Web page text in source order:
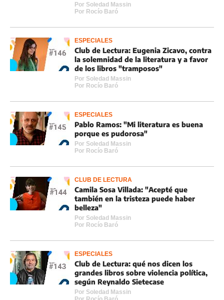
Por Soledad Massin
Por Rocí­o Baró
ESPECIALES
Club de Lectura: Eugenia Zicavo, contra
la solemnidad de la literatura y a favor
de los libros "tramposos"
Por Soledad Massin
Por Rocí­o Baró
ESPECIALES
Pablo Ramos: "Mi literatura es buena
porque es pudorosa"
Por Soledad Massin
Por Rocí­o Baró
CLUB DE LECTURA
Camila Sosa Villada: "Acepté que
también en la tristeza puede haber
belleza"
Por Soledad Massin
Por Rocí­o Baró
ESPECIALES
Club de Lectura: qué nos dicen los
grandes libros sobre violencia política,
según Reynaldo Sietecase
Por Soledad Massin